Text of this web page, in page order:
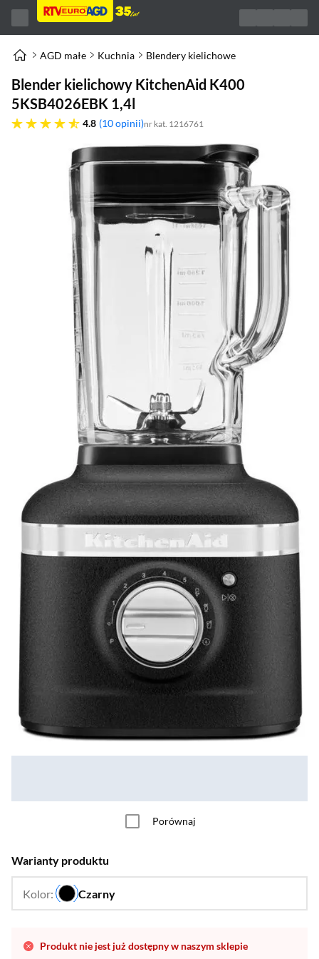
AGD małe Kuchnia Blendery kielichowe
Blender kielichowy KitchenAid K400
5KSB4026EBK 1,4l
4.8
4.8 gwiazdek 10 opinii nr kat. 1216761
Porównaj
Warianty produktu
Kolor: Czarny
…
Produkt nie jest już dostępny w naszym sklepie